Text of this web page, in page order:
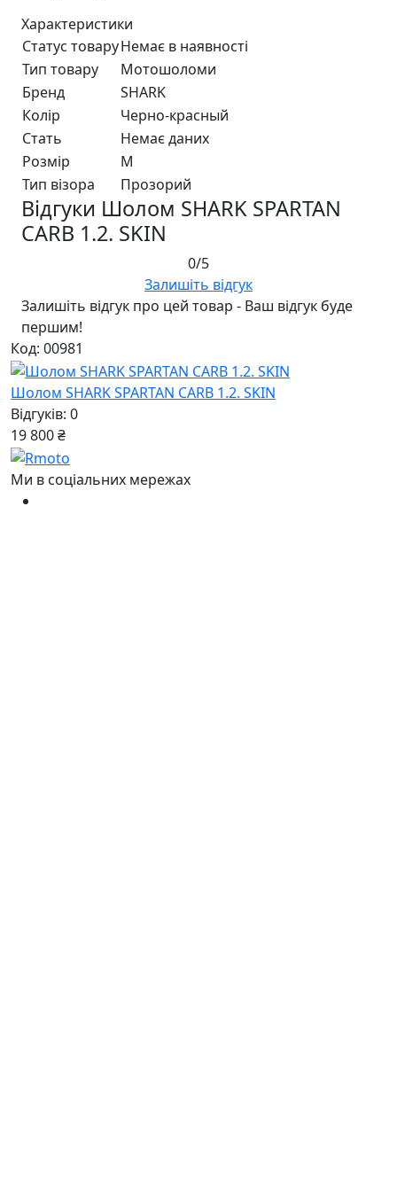
Характеристики
Статус товаруНемає в наявності
Тип товару
Мотошоломи
Бренд
SHARK
Колір
Черно-красный
Стать
Немає даних
Розмір
M
Тип візора
Прозорий
Відгуки Шолом SHARK SPARTAN
CARB 1.2. SKIN
0/5
Залишіть відгук
Залишіть відгук про цей товар - Ваш відгук буде
першим!
Код: 00981
Шолом SHARK SPARTAN CARB 1.2. SKIN
Відгуків: 0
19 800 ₴
Ми в соціальних мережах